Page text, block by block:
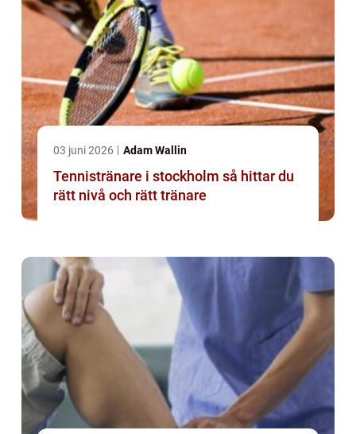
03 juni 2026 Adam Wallin
Tennistränare i stockholm så hittar du
rätt nivå och rätt tränare